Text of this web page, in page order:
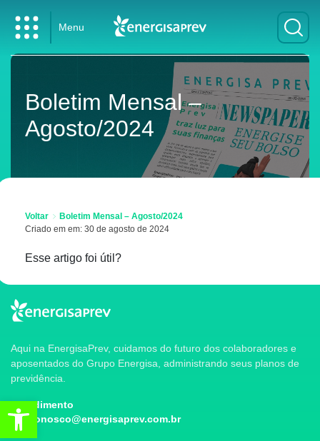
Menu
Boletim Mensal –
Agosto/2024
Voltar
Boletim Mensal – Agosto/2024
Criado em em: 30 de agosto de 2024
Esse artigo foi útil?
Aqui na EnergisaPrev, cuidamos do futuro dos colaboradores e
aposentados do Grupo Energisa, administrando seus planos de
previdência.
Atendimento
faleconosco@energisaprev.com.br
Abrir a barra de ferramentas